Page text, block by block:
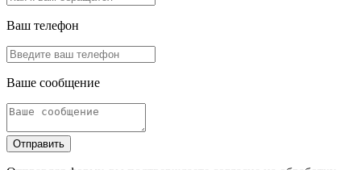
Ваш телефон
Ваше сообщение
Отправить